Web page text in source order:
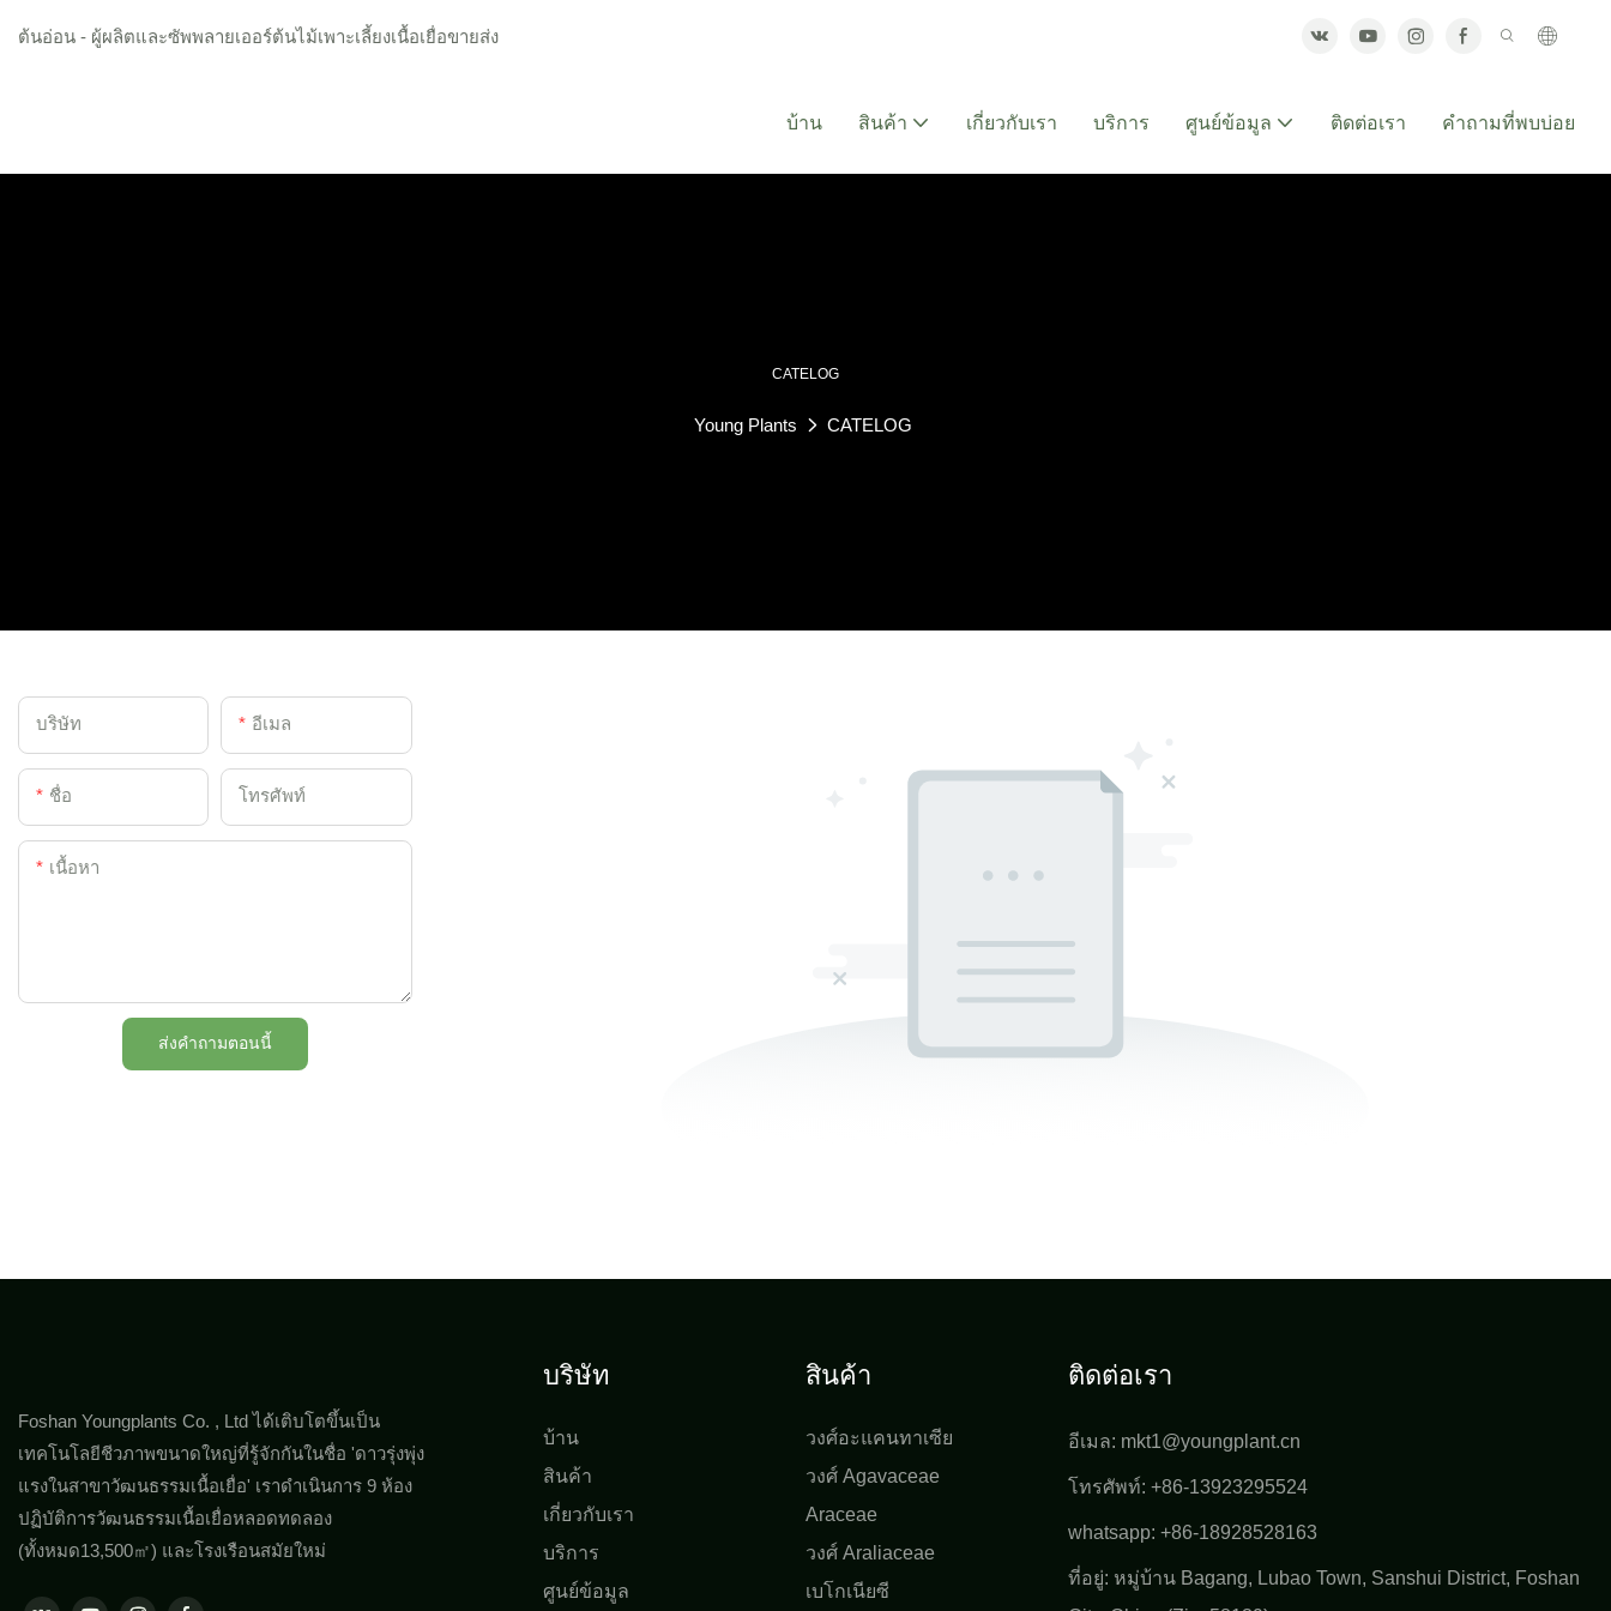
ต้นอ่อน - ผู้ผลิตและซัพพลายเออร์ต้นไม้เพาะเลี้ยงเนื้อเยื่อขายส่ง
บ้าน สินค้า เกี่ยวกับเรา บริการ ศูนย์ข้อมูล ติดต่อเรา คำถามที่พบบ่อย
CATELOG
Young Plants CATELOG
บริษัท อีเมล
ชื่อ โทรศัพท์
เนื้อหา
ส่งคำถามตอนนี้
Foshan Youngplants Co. , Ltd ได้เติบโตขึ้นเป็น
เทคโนโลยีชีวภาพขนาดใหญ่ที่รู้จักกันในชื่อ 'ดาวรุ่งพุ่ง
แรงในสาขาวัฒนธรรมเนื้อเยื่อ' เราดำเนินการ 9 ห้อง
ปฏิบัติการวัฒนธรรมเนื้อเยื่อหลอดทดลอง
(ทั้งหมด13,500㎡) และโรงเรือนสมัยใหม่
บริษัท
บ้าน
สินค้า
เกี่ยวกับเรา
บริการ
ศูนย์ข้อมูล
สินค้า
วงศ์อะแคนทาเซีย
วงศ์ Agavaceae
Araceae
วงศ์ Araliaceae
เบโกเนียซี
ติดต่อเรา
อีเมล: mkt1@youngplant.cn
โทรศัพท์: +86-13923295524
whatsapp: +86-18928528163
ที่อยู่: หมู่บ้าน Bagang, Lubao Town, Sanshui District, Foshan